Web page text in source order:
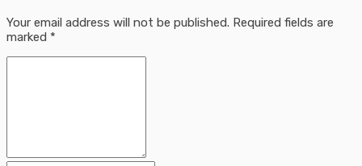
Your email address will not be published. Required fields are
marked *